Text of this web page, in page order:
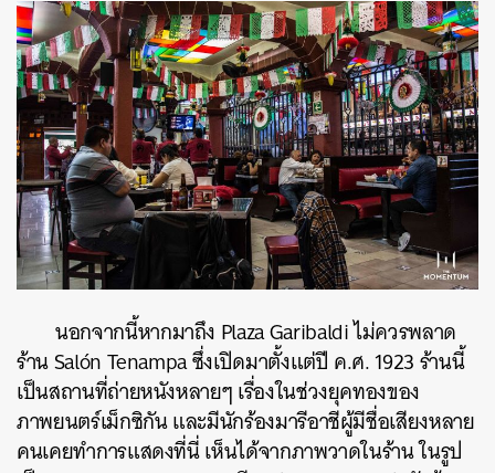
นอกจากนี้หากมาถึง Plaza Garibaldi ไม่ควรพลาด
ร้าน Salón Tenampa ซึ่งเปิดมาตั้งแต่ปี ค.ศ. 1923 ร้านนี้
เป็นสถานที่ถ่ายหนังหลายๆ เรื่องในช่วงยุคทองของ
ภาพยนตร์เม็กซิกัน และมีนักร้องมารีอาชีผู้มีชื่อเสียงหลาย
คนเคยทำการแสดงที่นี่ เห็นได้จากภาพวาดในร้าน ในรูป